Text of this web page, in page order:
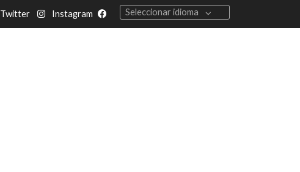
Twitter Instagram Seleccionar idioma